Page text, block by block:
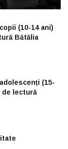
(10-14 ani)
Bătălia
(15-
de lectură